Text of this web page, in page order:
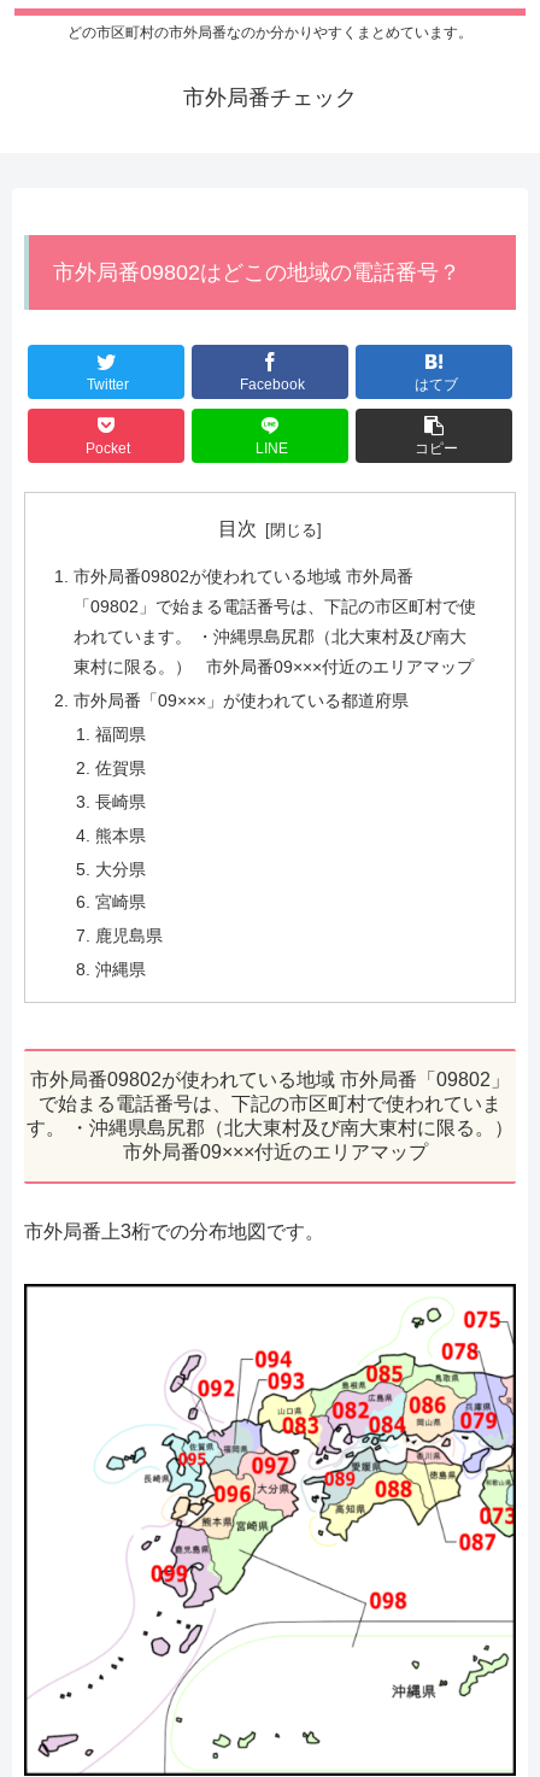
どの市区町村の市外局番なのか分かりやすくまとめています。
市外局番チェック
市外局番09802はどこの地域の電話番号？
Twitter Facebook はてブ
Pocket LINE コピー
目次
市外局番09802が使われている地域 市外局番
「09802」で始まる電話番号は、下記の市区町村で使
われています。 ・沖縄県島尻郡（北大東村及び南大
東村に限る。） 市外局番09×××付近のエリアマップ
市外局番「09×××」が使われている都道府県
福岡県
佐賀県
長崎県
熊本県
大分県
宮崎県
鹿児島県
沖縄県
市外局番09802が使われている地域 市外局番「09802」
で始まる電話番号は、下記の市区町村で使われていま
す。 ・沖縄県島尻郡（北大東村及び南大東村に限る。）
市外局番09×××付近のエリアマップ
市外局番上3桁での分布地図です。